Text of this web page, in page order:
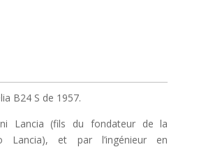
B24 S de 1957.
Lancia (fils du fondateur de la
Lancia), et par l’ingénieur en